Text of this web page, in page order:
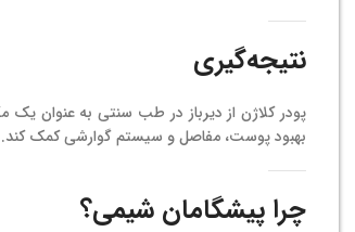
نتیجه‌گیری
پودر کلاژن از دیرباز در طب سنتی به عنوان
بهبود پوست، مفاصل و سیستم گوارشی کمک کند.
چرا پیشگامان شیمی؟